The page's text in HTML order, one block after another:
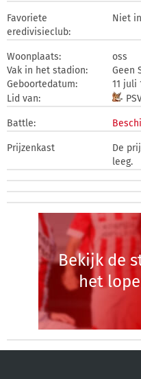
Favoriete
eredivisieclub:
Niet
Woonplaats:
oss
Vak in het stadion:
Geen
Geboortedatum:
11 juli
Lid van:
Battle:
Prijzenkast
De
leeg.
Bekijk de
het